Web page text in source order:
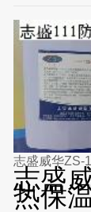
志盛威华ZS-
志盛
热保